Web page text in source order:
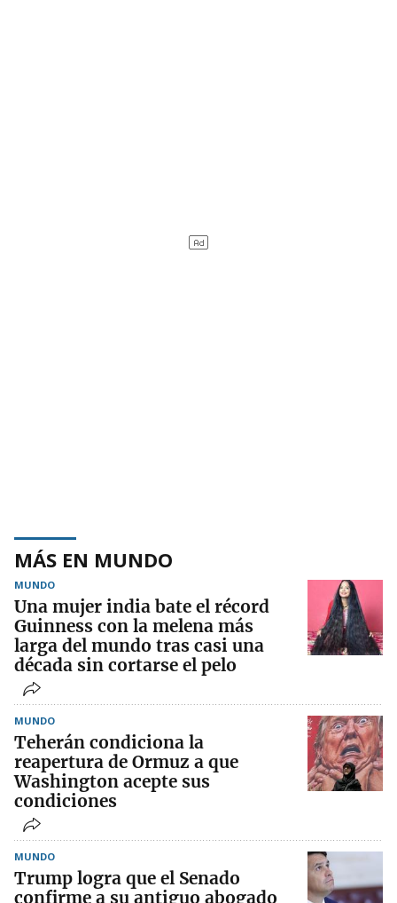
MÁS EN MUNDO
MUNDO
Una mujer india bate el récord
Guinness con la melena más
larga del mundo tras casi una
década sin cortarse el pelo
MUNDO
Teherán condiciona la
reapertura de Ormuz a que
Washington acepte sus
condiciones
MUNDO
Trump logra que el Senado
confirme a su antiguo abogado